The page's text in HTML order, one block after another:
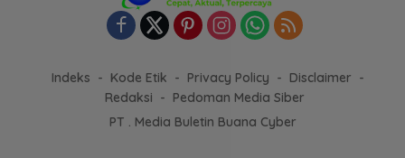
Indeks Kode Etik Privacy Policy
Disclaimer
Redaksi
Pedoman Media Siber
PT . Media Buletin Buana Cyber